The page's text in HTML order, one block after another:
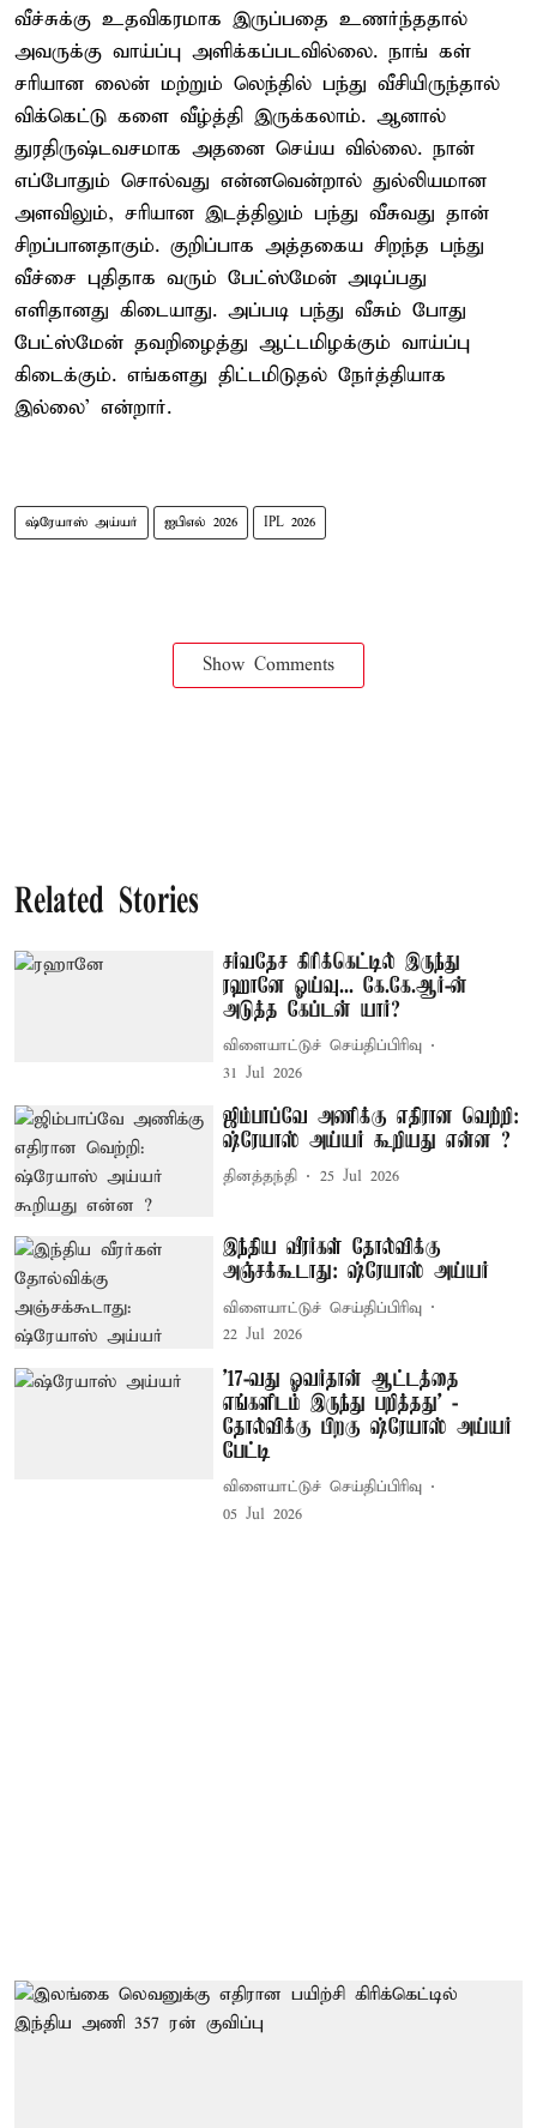
வீச்சுக்கு உதவிகரமாக இருப்பதை உணர்ந்ததால்
அவருக்கு வாய்ப்பு அளிக்கப்படவில்லை. நாங் கள்
சரியான லைன் மற்றும் லெந்தில் பந்து வீசியிருந்தால்
விக்கெட்டு களை வீழ்த்தி இருக்கலாம். ஆனால்
துரதிருஷ்டவசமாக அதனை செய்ய வில்லை. நான்
எப்போதும் சொல்வது என்னவென்றால் துல்லியமான
அளவிலும், சரியான இடத்திலும் பந்து வீசுவது தான்
சிறப்பானதாகும். குறிப்பாக அத்தகைய சிறந்த பந்து
வீச்சை புதிதாக வரும் பேட்ஸ்மேன் அடிப்பது
எளிதானது கிடையாது. அப்படி பந்து வீசும் போது
பேட்ஸ்மேன் தவறிழைத்து ஆட்டமிழக்கும் வாய்ப்பு
கிடைக்கும். எங்களது திட்டமிடுதல் நேர்த்தியாக
இல்லை' என்றார்.
ஷ்ரேயாஸ் அய்யர் ஐபிஎல் 2026 IPL 2026
Show Comments
Related Stories
சர்வதேச கிரிக்கெட்டில் இருந்து
ரஹானே ஓய்வு... கே.கே.ஆர்-ன்
அடுத்த கேப்டன் யார்?
விளையாட்டுச் செய்திப்பிரிவு
31 Jul 2026
ஜிம்பாப்வே அணிக்கு எதிரான வெற்றி:
ஷ்ரேயாஸ் அய்யர் கூறியது என்ன ?
தினத்தந்தி 25 Jul 2026
இந்திய வீரர்கள் தோல்விக்கு
அஞ்சக்கூடாது: ஷ்ரேயாஸ் அய்யர்
விளையாட்டுச் செய்திப்பிரிவு
22 Jul 2026
’17-வது ஓவர்தான் ஆட்டத்தை
எங்களிடம் இருந்து பறித்தது’ -
தோல்விக்கு பிறகு ஷ்ரேயாஸ் அய்யர்
பேட்டி
விளையாட்டுச் செய்திப்பிரிவு
05 Jul 2026